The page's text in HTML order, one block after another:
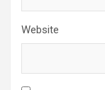
Website